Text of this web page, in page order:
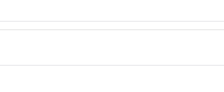
przechowywać w lodówce.